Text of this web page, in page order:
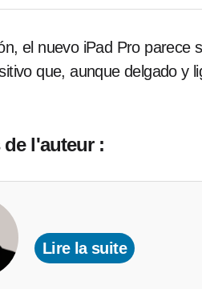
el nuevo iPad Pro parece
que, aunque delgado y
l'auteur :
Lire la suite